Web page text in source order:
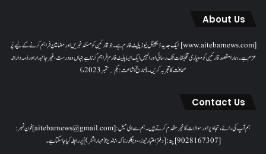
About Us
[www.aitebarnews.com] ایک جدید ڈیجیٹل نیوز پلیٹ فارم ہے۔ جو قارئین کو مستند خبریں اور مضامین فراہم کرنے کے لیے پُر
عزم ہے۔ ہمارا مقصدقارئین کو معیاری تخلیقات تک رسائی اور انہیں ایک ایسا پلیٹ فارم فراہم کرنا ہے جہاں وہ درست، غیر جانبدار اور ذمہ دارانہ
صحافت کا تجربہ کریں۔( تاریخ اشاعت : یکم؍ ستمبر 2023ء)
Contact Us
ہم آپ کی رائے، تجاویز اور سوالات کا خیرمقدم کرتے ہیں۔ ہم سےای میل: [aitebarnews@gmail.com]فون نمبر:
[9028167307]پتہ: [دفتر اعتبار نیوز، ، دیگلور ناکہ، ناندیڑ(مہاراشٹر) ] پر رابطہ کیا جاسکتا ہے۔